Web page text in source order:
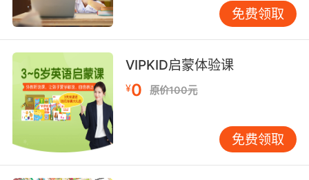
做好玩的英语游戏。在孩子基本掌握以上单词的
时候就可以陪孩子玩有趣的英语小游戏了，比如
指鼻子的游戏，先用孩子熟悉的中文方式代入，
再慢慢升级，家长们指一遍鼻子说一遍“nose”，
再到后面增加难度“touch your____”，孩子可能很
快就能反应过来应该要摸自己的鼻子了，更甚者
还能说出“this is my nose”。每次的游戏难度可
以根据孩子的接受程度逐渐增加，不要一开始就
玩很难的，小孩子容易因为自己反应不过来失去
玩英语游戏的兴趣，从而失去英语的学习兴趣。
免费领取
VIPKID启蒙体验课
¥0 原价100元
免费领取